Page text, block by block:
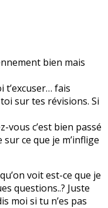
bien mais
t’excuser… fais
sur tes révisions. Si
vous c’est bien passé
ce que je m’inflige
voit est-ce que je
questions..? Juste
moi si tu n’es pas